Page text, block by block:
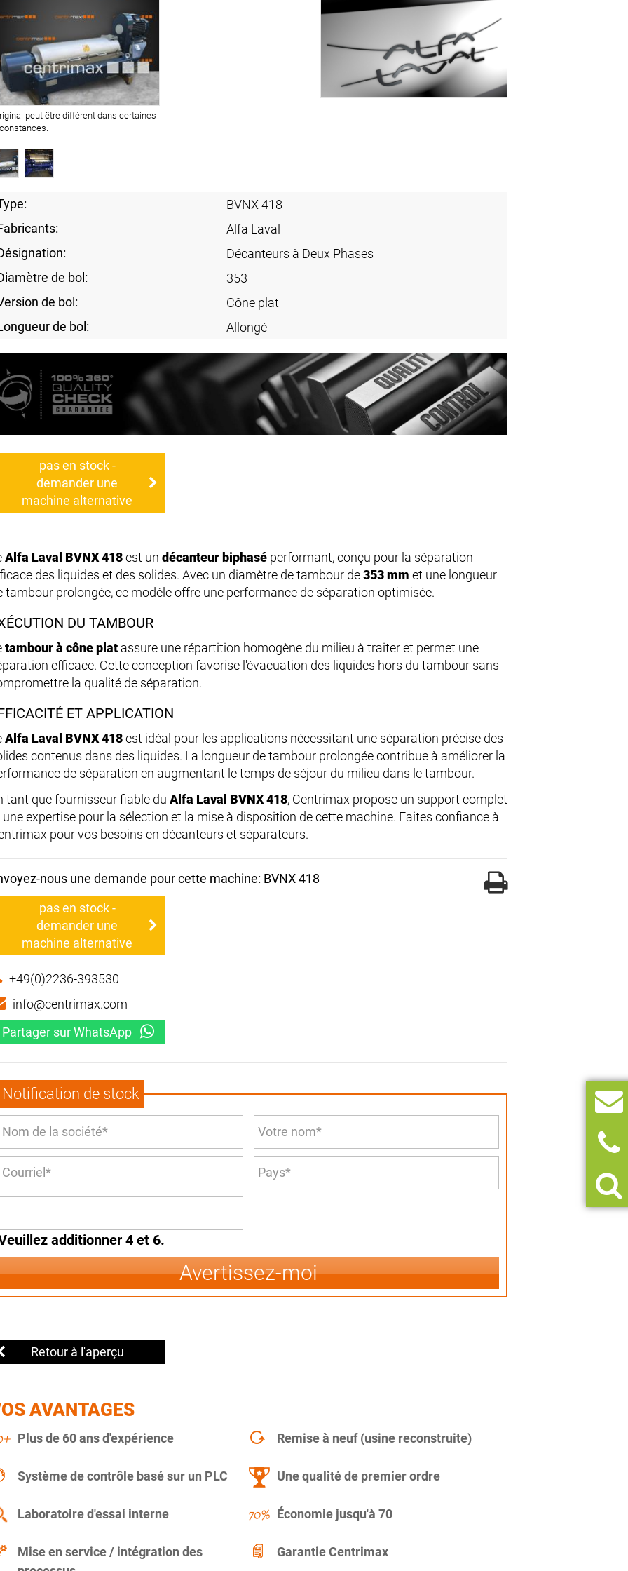
peut être différent dans certaines
BVNX 418
Alfa Laval
Décanteurs à Deux Phases
de bol:
353
de bol:
Cône plat
de bol:
Allongé
pas en stock -
demander une
machine alternative
Alfa Laval BVNX 418est un décanteur biphasé performant, conçu pour la séparation
des liquides et des solides. Avec un diamètre de tambour de353 mm et une longueur
tambour prolongée, ce modèle offre une performance de séparation optimisée.
DU TAMBOUR
tambour à cône plat assure une répartition homogène du milieu à traiter et permet une
efficace. Cette conception favorise l'évacuation des liquides hors du tambour sans
la qualité de séparation.
ET APPLICATION
Alfa Laval BVNX 418est idéal pour les applications nécessitant une séparation précise des
contenus dans des liquides. La longueur de tambour prolongée contribue à améliorer la
de séparation en augmentant le temps de séjour du milieu dans le tambour.
tant que fournisseur fiable du Alfa Laval BVNX 418, Centrimax propose un support complet
une expertise pour la sélection et la mise à disposition de cette machine. Faites confiance à
pour vos besoins en décanteurs et séparateurs.
nous une demande pour cette machine: BVNX 418
pas en stock -
demander une
machine alternative
+49(0)2236-393530
info@centrimax.com
Partager sur WhatsApp
Notification de stock
additionner 4 et 6.
Avertissez-moi
Retour à l'aperçu
AVANTAGES
Plus de 60 ans d'expérience Remise à neuf (usine reconstruite)
Système de contrôle basé sur un PLC Une qualité de premier ordre
Laboratoire d'essai interne Économie jusqu'à 70
Mise en service / intégration des
Garantie Centrimax